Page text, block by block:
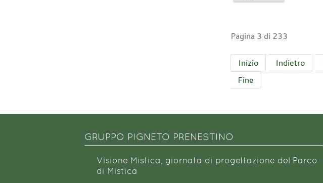
Pagina 3 di 233
Inizio Indietro
Fine
GRUPPO PIGNETO PRENESTINO
Visione Mistica, giornata di progettazione del Parco
di Mistica